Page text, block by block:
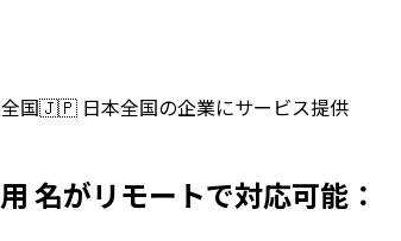
国🇯🇵 日本全国の企業にサービス提供
がリモートで対応可能：